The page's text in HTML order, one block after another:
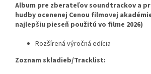
Album pre zberateľov soundtrackov a
hudby ocenenej Cenou filmovej
najlepšiu pieseň použitú vo filme 2026)
Rozšírená výročná edícia
Zoznam skladieb/Tracklist: